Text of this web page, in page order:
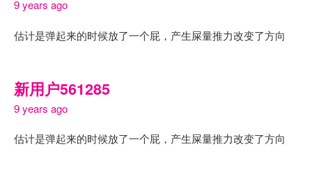
9 years ago
估计是弹起来的时候放了一个屁，产生屎量推力改变了方向
新用户561285
9 years ago
估计是弹起来的时候放了一个屁，产生屎量推力改变了方向